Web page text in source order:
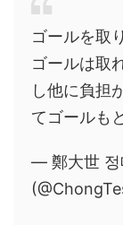
ゴールを取
ゴールは取
し他に負担
てゴールも
— 鄭大世 정